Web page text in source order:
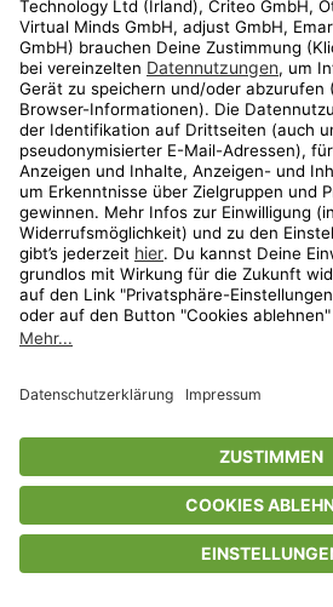
Privatsphäre-EinstellungenAGB
Geschenkgutscheinbedingungen